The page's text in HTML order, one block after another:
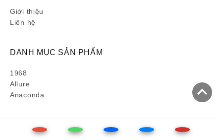
Giới thiệu
Liên hệ
DANH MỤC SẢN PHẨM
1968
Allure
Anaconda